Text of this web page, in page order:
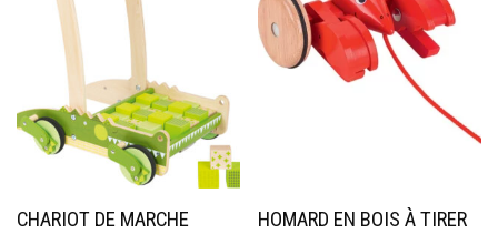
CHARIOT DE MARCHE
HOMARD EN BOIS À TIRER